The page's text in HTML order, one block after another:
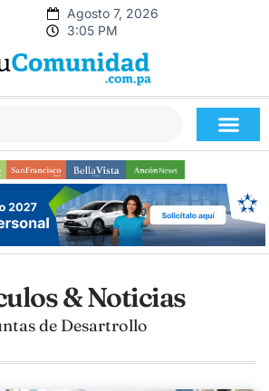
Agosto 7, 2026
3:05 PM
& Noticias
de Desartrollo